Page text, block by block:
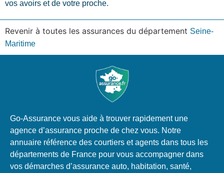
vos avoirs et de votre proche.
Revenir à toutes les assurances du département Seine-
Maritime
Go-Assurance vous aide à trouver rapidement une
agence d’assurance proche de chez vous. Notre
annuaire référence des courtiers et agents dans tous les
départements de France pour vous accompagner dans
vos démarches d’assurance auto, habitation, santé,